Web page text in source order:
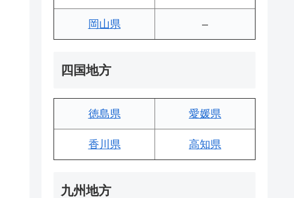
岡山県 –
四国地方
徳島県 愛媛県
香川県 高知県
九州地方